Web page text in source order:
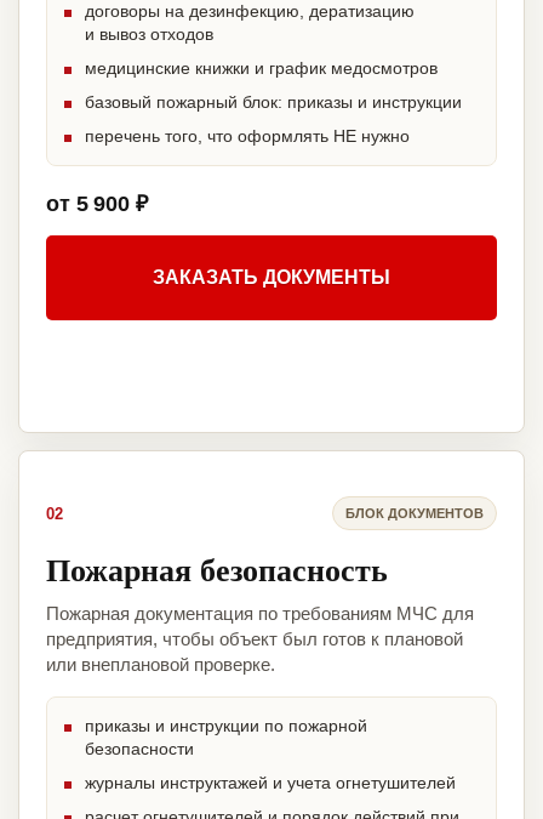
договоры на дезинфекцию, дератизацию
и вывоз отходов
медицинские книжки и график медосмотров
базовый пожарный блок: приказы и инструкции
перечень того, что оформлять НЕ нужно
от 5 900 ₽
ЗАКАЗАТЬ ДОКУМЕНТЫ
02 БЛОК ДОКУМЕНТОВ
Пожарная безопасность
Пожарная документация по требованиям МЧС для
предприятия, чтобы объект был готов к плановой
или внеплановой проверке.
приказы и инструкции по пожарной
безопасности
журналы инструктажей и учета огнетушителей